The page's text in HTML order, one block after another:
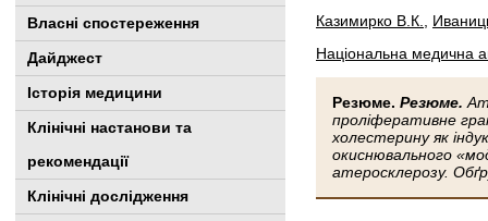
Власні спостереження
Дайджест
Історія медицини
Клінiчні настанови та
рекомендації
Клінічні дослідження
Казимирко В.К.
Національна медична
Резюме. Резюме.
проліферативне
холестерину як
окиснювального
атеросклерозу.